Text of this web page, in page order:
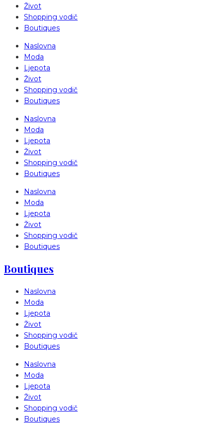
Život
Shopping vodič
Boutiques
Naslovna
Moda
Ljepota
Život
Shopping vodič
Boutiques
Naslovna
Moda
Ljepota
Život
Shopping vodič
Boutiques
Naslovna
Moda
Ljepota
Život
Shopping vodič
Boutiques
Boutiques
Naslovna
Moda
Ljepota
Život
Shopping vodič
Boutiques
Naslovna
Moda
Ljepota
Život
Shopping vodič
Boutiques